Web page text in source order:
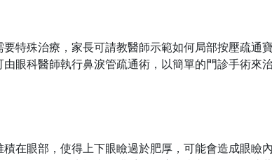
要特殊治療，家長可請教醫師示範如何局部按壓疏
眼科醫師執行鼻淚管疏通術，以簡單的門診手術來治
積在眼部，使得上下眼瞼過於肥厚，可能會造成眼